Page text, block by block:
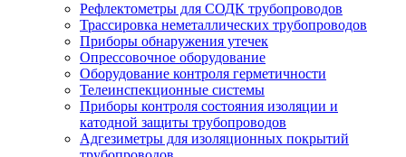
Рефлектометры для СОДК трубопроводов
Трассировка неметаллических трубопроводов
Приборы обнаружения утечек
Опрессовочное оборудование
Оборудование контроля герметичности
Телеинспекционные системы
Приборы контроля состояния изоляции и
катодной защиты трубопроводов
Адгезиметры для изоляционных покрытий